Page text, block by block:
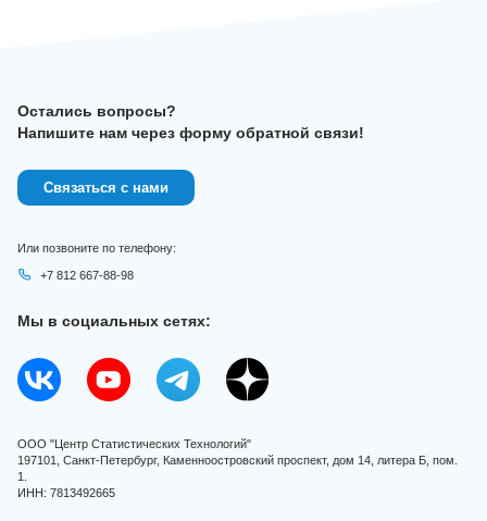
Остались вопросы?
Напишите нам через форму обратной связи!
Связаться с нами
Или позвоните по телефону:
+7 812 667-88-98
Мы в социальных сетях:
ООО "Центр Статистических Технологий"
197101, Санкт-Петербург, Каменноостровский проспект, дом 14, литера Б, пом.
1.
ИНН: 7813492665